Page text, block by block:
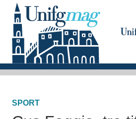
a
a
Testata
SPORT